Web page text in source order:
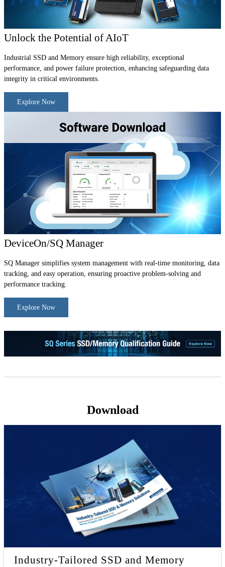
Unlock the Potential of AIoT
Industrial SSD and Memory ensure high reliability, exceptional
performance, and power failure protection, enhancing safeguarding data
integrity in critical environments.
Explore Now
DeviceOn/SQ Manager
SQ Manager simplifies system management with real-time monitoring, data
tracking, and easy operation, ensuring proactive problem-solving and
performance tracking.
Explore Now
Download
Industry-Tailored SSD and Memory